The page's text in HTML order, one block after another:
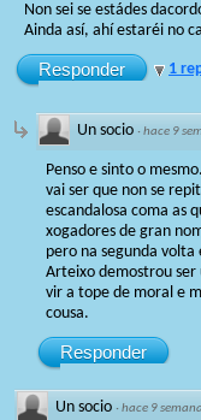
Non sei se estádes
Ainda así, ahí estaréi no
Responder 1
Un socio ·hace 9
Penso e sinto o
vai ser que non se
escandalosa coma as
xogadores de gran
pero na segunda
Arteixo demostrou ser
vir a tope de moral e
cousa.
Responder
Un socio ·hace 9